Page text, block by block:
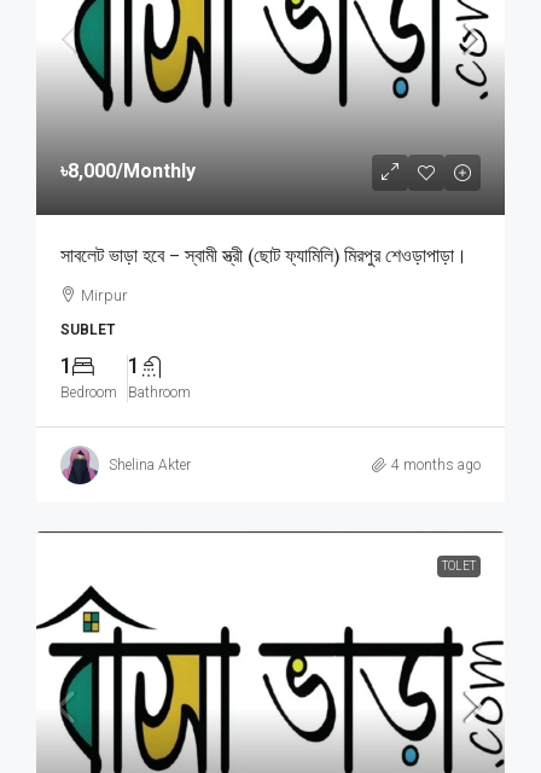
৳8,000/Monthly
সাবলেট ভাড়া হবে – স্বামী স্ত্রী (ছোট ফ্যামিলি) মিরপুর শেওড়াপাড়া।
Mirpur
SUBLET
1
Bedroom
1
Bathroom
Shelina Akter 4 months ago
TOLET